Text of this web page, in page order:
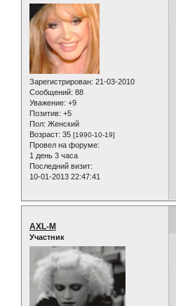
Зарегистрирован: 21-03-2010
Сообщений: 88
Уважение: +9
Позитив: +5
Пол: Женский
Возраст: 35 [1990-10-19]
Провел на форуме:
1 день 3 часа
Последний визит:
10-01-2013 22:47:41
AXL-M
Участник